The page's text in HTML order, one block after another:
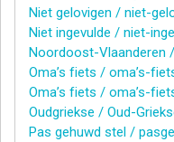
Niet gelovigen / niet-
Niet ingevulde / niet-
Noordoost-Vlaanderen
Oma’s fiets / oma’s-
Oma’s fiets / oma’s-
Oudgriekse / Oud-
Pas gehuwd stel /